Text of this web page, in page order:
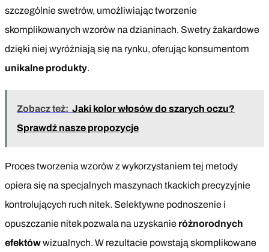
szczególnie swetrów, umożliwiając tworzenie
skomplikowanych wzorów na dzianinach. Swetry żakardowe
dzięki niej wyróżniają się na rynku, oferując konsumentom
unikalne produkty.
Zobacz też: Jaki kolor włosów do szarych oczu?
Sprawdź nasze propozycje
Proces tworzenia wzorów z wykorzystaniem tej metody
opiera się na specjalnych maszynach tkackich precyzyjnie
kontrolujących ruch nitek. Selektywne podnoszenie i
opuszczanie nitek pozwala na uzyskanie różnorodnych
efektówwizualnych. W rezultacie powstają skomplikowane